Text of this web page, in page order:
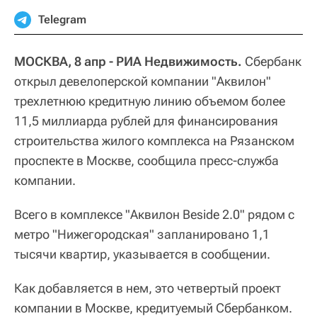
Telegram
МОСКВА, 8 апр - РИА Недвижимость. Сбербанк
открыл девелоперской компании "Аквилон"
трехлетнюю кредитную линию объемом более
11,5 миллиарда рублей для финансирования
строительства жилого комплекса на Рязанском
проспекте в Москве, сообщила пресс-служба
компании.
Всего в комплексе "Аквилон Beside 2.0" рядом с
метро "Нижегородская" запланировано 1,1
тысячи квартир, указывается в сообщении.
Как добавляется в нем, это четвертый проект
компании в Москве, кредитуемый Сбербанком.